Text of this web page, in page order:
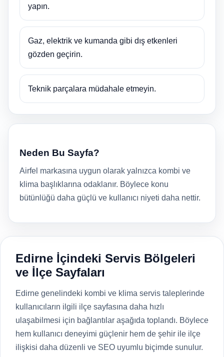
yapın.
Gaz, elektrik ve kumanda gibi dış etkenleri
gözden geçirin.
Teknik parçalara müdahale etmeyin.
Neden Bu Sayfa?
Airfel markasına uygun olarak yalnızca kombi ve
klima başlıklarına odaklanır. Böylece konu
bütünlüğü daha güçlü ve kullanıcı niyeti daha nettir.
Edirne İçindeki Servis Bölgeleri
ve İlçe Sayfaları
Edirne genelindeki kombi ve klima servis taleplerinde
kullanıcıların ilgili ilçe sayfasına daha hızlı
ulaşabilmesi için bağlantılar aşağıda toplandı. Böylece
hem kullanıcı deneyimi güçlenir hem de şehir ile ilçe
ilişkisi daha düzenli ve SEO uyumlu biçimde sunulur.